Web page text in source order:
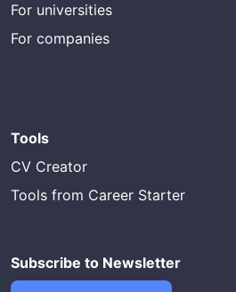
For universities
For companies
Tools
CV Creator
Tools from Career Starter
Subscribe to Newsletter